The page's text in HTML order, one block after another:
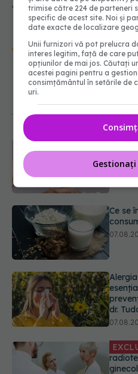
vizită la medic pentru
Urmărește-ne și pe
abonează‑te!
NOUTĂȚI
Ce se
cum
trimise către 224 de parteneri
specific de acest site. Noi și
date exacte de localizare
Unii furnizori vă pot prelucra
interes legitim, față de care
opțiunilor de mai jos. Căutați
acestei pagini pentru a
consimțământul în setările de
uri.